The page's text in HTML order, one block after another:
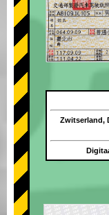
Zwitserland,